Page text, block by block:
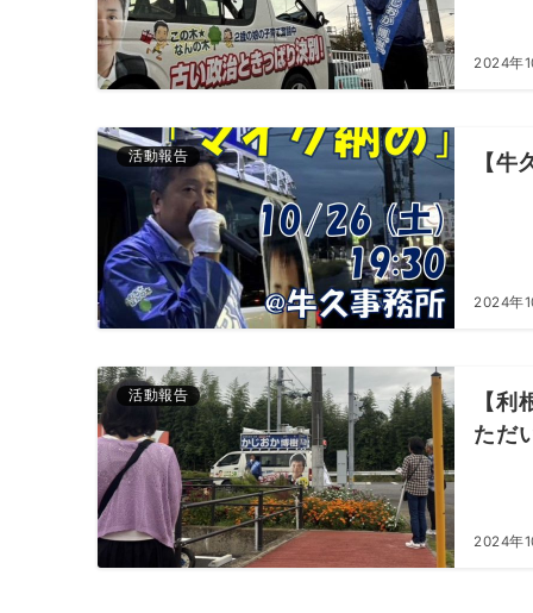
2024年
活動報告 【
2024年
活動報告
【
ただ
2024年